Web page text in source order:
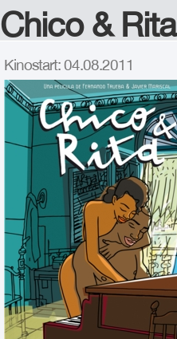
Chico & Rita
Kinostart: 04.08.2011